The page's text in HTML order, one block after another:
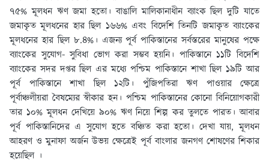
৭৫% মূলধন ঋণ জমা হতো। বাঙালি মালিকানাধীন ব্যাংক ছিল দুটি যাতে
জমাকৃত মূলধনের হার ছিল ১৬৬% এবং বিদেশি তিনটি জমাকৃত ব্যাংকের
মূলধনের হার ছিল ৮.৪%। এজন্য পূর্ব পাকিস্তানের সর্বস্তরের মানুষের পক্ষে
ব্যাংকের সুযোগ- সুবিধা ভোগ করা সম্ভব হয়নি। পাকিস্তানে ১১টি বিদেশি
ব্যাংকের সদর দপ্তর ছিল এর মধ্যে পশ্চিম পাকিস্তানে শাখা ছিল ১৯টি আর
পূর্ব পাকিস্তানে শাখা ছিল ১২টি। পুঁজিপতিরা ঋণ পাওয়ার ক্ষেত্রে
পূর্বাঞ্চলীয়রা বৈষম্যের স্বীকার হন। পশ্চিম পাকিস্তানের কোনো বিনিয়োগকারী
তার ১০% মূলধন দেখিয়ে ৯০% ঋণ নিয়ে শিল্প কর তুলতে পারত। আবার
পূর্ব পাকিস্তানিদের এ সুযোগ হতে বঞ্চিত করা হতো। দেখা যায়, মূলধন
আহরণ ও মুনাফা অর্জন উভয় ক্ষেত্রেই পূর্ব বাংলার জনগণ শোষণের শিকার
হয়েছিল ।